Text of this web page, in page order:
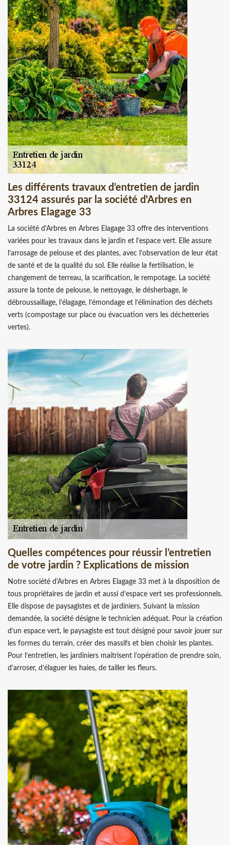
Les différents travaux d’entretien de jardin
33124 assurés par la société d'Arbres en
Arbres Elagage 33
La société d'Arbres en Arbres Elagage 33 offre des interventions
variées pour les travaux dans le jardin et l’espace vert. Elle assure
l’arrosage de pelouse et des plantes, avec l’observation de leur état
de santé et de la qualité du sol. Elle réalise la fertilisation, le
changement de terreau, la scarification, le rempotage. La société
assure la tonte de pelouse, le nettoyage, le désherbage, le
débroussaillage, l’élagage, l’émondage et l’élimination des déchets
verts (compostage sur place ou évacuation vers les déchetteries
vertes).
Quelles compétences pour réussir l’entretien
de votre jardin ? Explications de mission
Notre société d'Arbres en Arbres Elagage 33 met à la disposition de
tous propriétaires de jardin et aussi d’espace vert ses professionnels.
Elle dispose de paysagistes et de jardiniers. Suivant la mission
demandée, la société désigne le technicien adéquat. Pour la création
d’un espace vert, le paysagiste est tout désigné pour savoir jouer sur
les formes du terrain, créer des massifs et bien choisir les plantes.
Pour l’entretien, les jardiniers maitrisent l’opération de prendre soin,
d’arroser, d’élaguer les haies, de tailler les fleurs.